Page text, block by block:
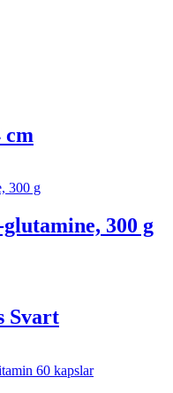
cm
300 g
Svart